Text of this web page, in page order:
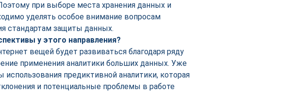
при выборе места хранения данных и
уделять особое внимание вопросам
стандартам защиты данных.
у этого направления?
вещей будет развиваться благодаря ряду
применения аналитики больших данных. Уже
предиктивной аналитики, которая
и потенциальные проблемы в работе